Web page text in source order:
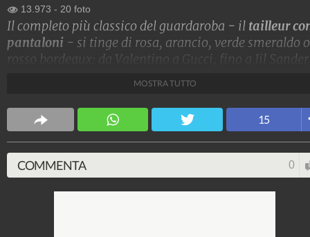
13.973 - 20 foto
Il completo più classico del guardaroba - il tailleur
pantaloni - si tinge di rosa, arancio, verde smeraldo o
rosso bordeaux: da Valentino a Gucci, fino a Jil
Stile e trend
MOSTRA TUTTO
15
COMMENTA 0